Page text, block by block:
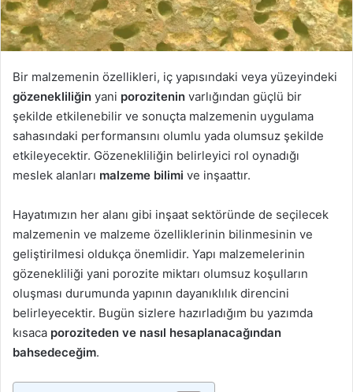
Bir malzemenin özellikleri, iç yapısındaki veya yüzeyindeki
gözenekliliğin yani porozitenin varlığından güçlü bir
şekilde etkilenebilir ve sonuçta malzemenin uygulama
sahasındaki performansını olumlu yada olumsuz şekilde
etkileyecektir. Gözenekliliğin belirleyici rol oynadığı
meslek alanları malzeme bilimi ve inşaattır.
Hayatımızın her alanı gibi inşaat sektöründe de seçilecek
malzemenin ve malzeme özelliklerinin bilinmesinin ve
geliştirilmesi oldukça önemlidir. Yapı malzemelerinin
gözenekliliği yani porozite miktarı olumsuz koşulların
oluşması durumunda yapının dayanıklılık direncini
belirleyecektir. Bugün sizlere hazırladığım bu yazımda
kısaca poroziteden ve nasıl hesaplanacağından
bahsedeceğim.